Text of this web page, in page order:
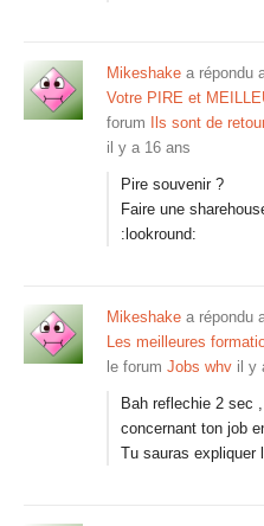
Mikeshake a répondu
Votre PIRE et
forum
Ils sont de
il y a 16 ans
Pire souvenir ?
Faire une
:lookround:
Mikeshake a répondu
Les meilleures
le forum Jobs whv il y
Bah reflechie 2 sec
concernant ton job
Tu sauras expliquer